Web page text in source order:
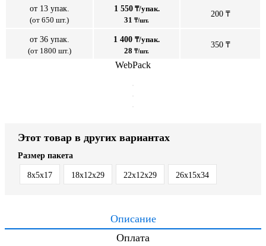
от 13 упак.
(от 650 шт.)
1 550₸/упак.
31 ₸/шт.
200 ₸
от 36 упак.
(от 1800 шт.)
1 400 ₸/упак.
28 ₸/шт.
350 ₸
WebPack
Этот товар в других вариантах
Размер пакета
8х5х17 18х12х29 22х12х29 26х15х34
Описание
Оплата